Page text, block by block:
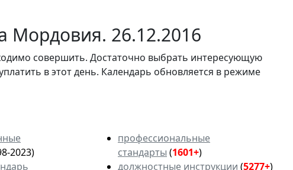
Мордовия. 26.12.2016
совершить. Достаточно выбрать интересующую
в этот день. Календарь обновляется в режиме
2023)
профессиональные
стандарты (1601+)
должностные инструкции (5277+)